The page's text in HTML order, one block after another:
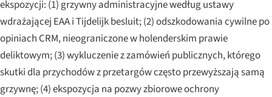
ekspozycji: (1) grzywny administracyjne według ustawy
wdrażającej EAA i Tijdelijk besluit; (2) odszkodowania cywilne po
opiniach CRM, nieograniczone w holenderskim prawie
deliktowym; (3) wykluczenie z zamówień publicznych, którego
skutki dla przychodów z przetargów często przewyższają samą
grzywnę; (4) ekspozycja na pozwy zbiorowe ochrony